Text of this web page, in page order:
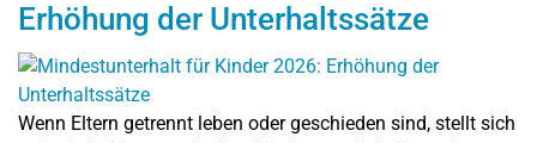
Erhöhung der Unterhaltssätze
Wenn Eltern getrennt leben oder geschieden sind, stellt sich